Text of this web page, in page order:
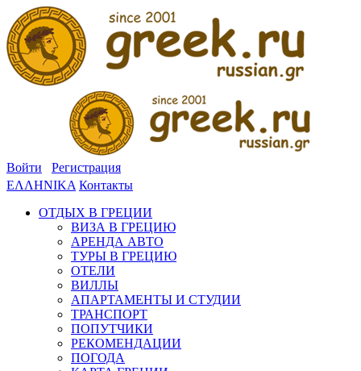
Войти
Регистрация
ΕΛΛΗΝΙΚΑ Контакты
ОТДЫХ В ГРЕЦИИ
ВИЗА В ГРЕЦИЮ
АРЕНДА АВТО
ТУРЫ В ГРЕЦИЮ
ОТЕЛИ
ВИЛЛЫ
АПАРТАМЕНТЫ И СТУДИИ
ТРАНСПОРТ
ПОПУТЧИКИ
РЕКОМЕНДАЦИИ
ПОГОДА